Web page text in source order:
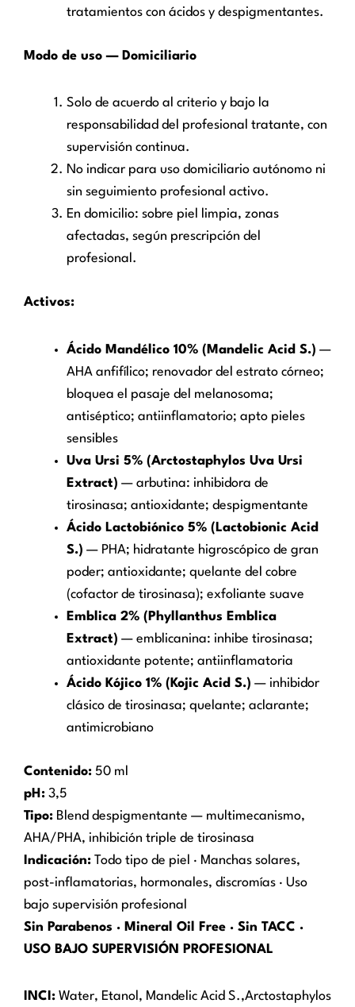
tratamientos con ácidos y despigmentantes.
Modo de uso — Domiciliario
Solo de acuerdo al criterio y bajo la
responsabilidad del profesional tratante, con
supervisión continua.
No indicar para uso domiciliario autónomo ni
sin seguimiento profesional activo.
En domicilio: sobre piel limpia, zonas
afectadas, según prescripción del
profesional.
Activos:
Ácido Mandélico 10% (Mandelic Acid S.) —
AHA anfifílico; renovador del estrato córneo;
bloquea el pasaje del melanosoma;
antiséptico; antiinflamatorio; apto pieles
sensibles
Uva Ursi 5% (Arctostaphylos Uva Ursi
Extract) — arbutina: inhibidora de
tirosinasa; antioxidante; despigmentante
Ácido Lactobiónico 5% (Lactobionic Acid
S.) — PHA; hidratante higroscópico de gran
poder; antioxidante; quelante del cobre
(cofactor de tirosinasa); exfoliante suave
Emblica 2% (Phyllanthus Emblica
Extract) — emblicanina: inhibe tirosinasa;
antioxidante potente; antiinflamatoria
Ácido Kójico 1% (Kojic Acid S.) — inhibidor
clásico de tirosinasa; quelante; aclarante;
antimicrobiano
Contenido: 50 ml
pH: 3,5
Tipo: Blend despigmentante — multimecanismo,
AHA/PHA, inhibición triple de tirosinasa
Indicación: Todo tipo de piel · Manchas solares,
post-inflamatorias, hormonales, discromías · Uso
bajo supervisión profesional
Sin Parabenos · Mineral Oil Free · Sin TACC ·
USO BAJO SUPERVISIÓN PROFESIONAL
INCI: Water, Etanol, Mandelic Acid S.,Arctostaphylos